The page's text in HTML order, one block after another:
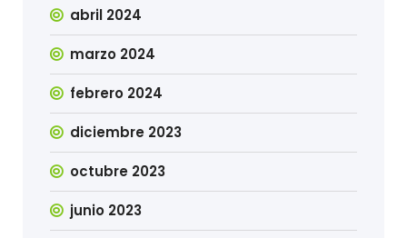
abril 2024
marzo 2024
febrero 2024
diciembre 2023
octubre 2023
junio 2023